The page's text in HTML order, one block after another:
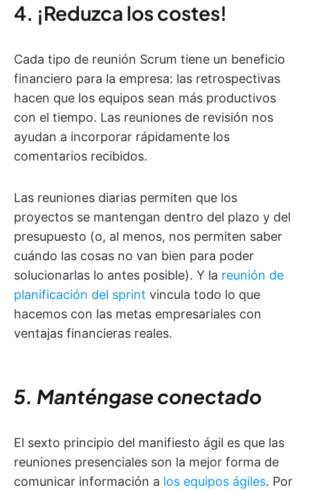
4. ¡Reduzca los costes!
Cada tipo de reunión Scrum tiene un beneficio
financiero para la empresa: las retrospectivas
hacen que los equipos sean más productivos
con el tiempo. Las reuniones de revisión nos
ayudan a incorporar rápidamente los
comentarios recibidos.
Las reuniones diarias permiten que los
proyectos se mantengan dentro del plazo y del
presupuesto (o, al menos, nos permiten saber
cuándo las cosas no van bien para poder
solucionarlas lo antes posible). Y la reunión de
planificación del sprint vincula todo lo que
hacemos con las metas empresariales con
ventajas financieras reales.
5. Manténgase conectado
El sexto principio del manifiesto ágil es que las
reuniones presenciales son la mejor forma de
comunicar información a los equipos ágiles. Por